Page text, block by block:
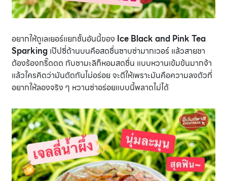
อยากให้ดูเลเยอร์แยกชั้นอันนี้ของ Ice Black and Pink Tea
Sparking เป๊ปซี่ด้านบนคือสดชื่นซาบซ่ามากเวอร์ แล้วสายชา
ต้องร้องกริ๊ดดด กับชามะลิก็หอมสดชื่น แบบหวานเข้มข้นมากจ้า
แล้วใครคิดว่ามันตัดกันไม่อร่อย จะตีให้เพราะมันคือความลงตัวที่
อยากให้ลองจริง ๆ หวานซ่าอร่อยแบบนี้พลาดไม่ได้